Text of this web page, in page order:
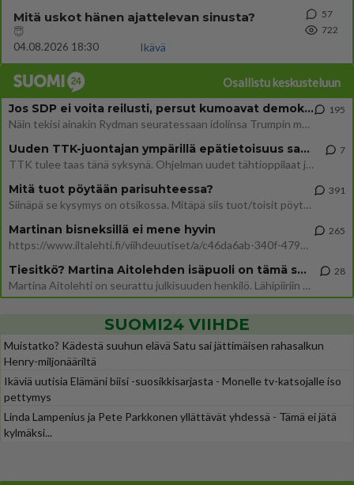
Mitä uskot hänen ajattelevan sinusta?
😇
04.08.2026 18:30
Ikävä
57
722
Osallistu keskusteluun
Jos SDP ei voita reilusti, persut kumoavat demokratian Suomesta
Näin tekisi ainakin Rydman seuratessaan idolinsa Trumpin mallia https://www.is.fi/politiikka/art-2000012187244.html
195
Uuden TTK-juontajan ympärillä epätietoisuus sakenee - Nyt MTV hämmentää soppaa
TTK tulee taas tänä syksynä. Ohjelman uudet tähtioppilaat julkistetaan torstaina 6. elokuuta klo 14 alkavassa lehdistö
7
Mitä tuot pöytään parisuhteessa?
Siinäpä se kysymys on otsikossa. Mitäpä siis tuot/toisit pöytään parisuhteessa? Oletko mies vai nainen? Koetko sen mitä
391
Martinan bisneksillä ei mene hyvin
https://www.iltalehti.fi/viihdeuutiset/a/c46da6ab-340f-4790-aaa7-0865eed2336 Yrityksen konkurssihakemus on tullut kärä
265
Tiesitkö? Martina Aitolehden isäpuoli on tämä suosittu laulaja
Martina Aitolehti on seurattu julkisuuden henkilö. Lähipiiriin mahtuu muitakin tunnettuja henkilöitä. Tiesitkö, että Ma
28
SUOMI24 VIIHDE
Muistatko? Kädestä suuhun elävä Satu sai jättimäisen rahasalkun
Henry-miljonääriltä
Ikäviä uutisia Elämäni biisi -suosikkisarjasta - Monelle tv-katsojalle iso
pettymys
Linda Lampenius ja Pete Parkkonen yllättävät yhdessä - Tämä ei jätä
kylmäksi...